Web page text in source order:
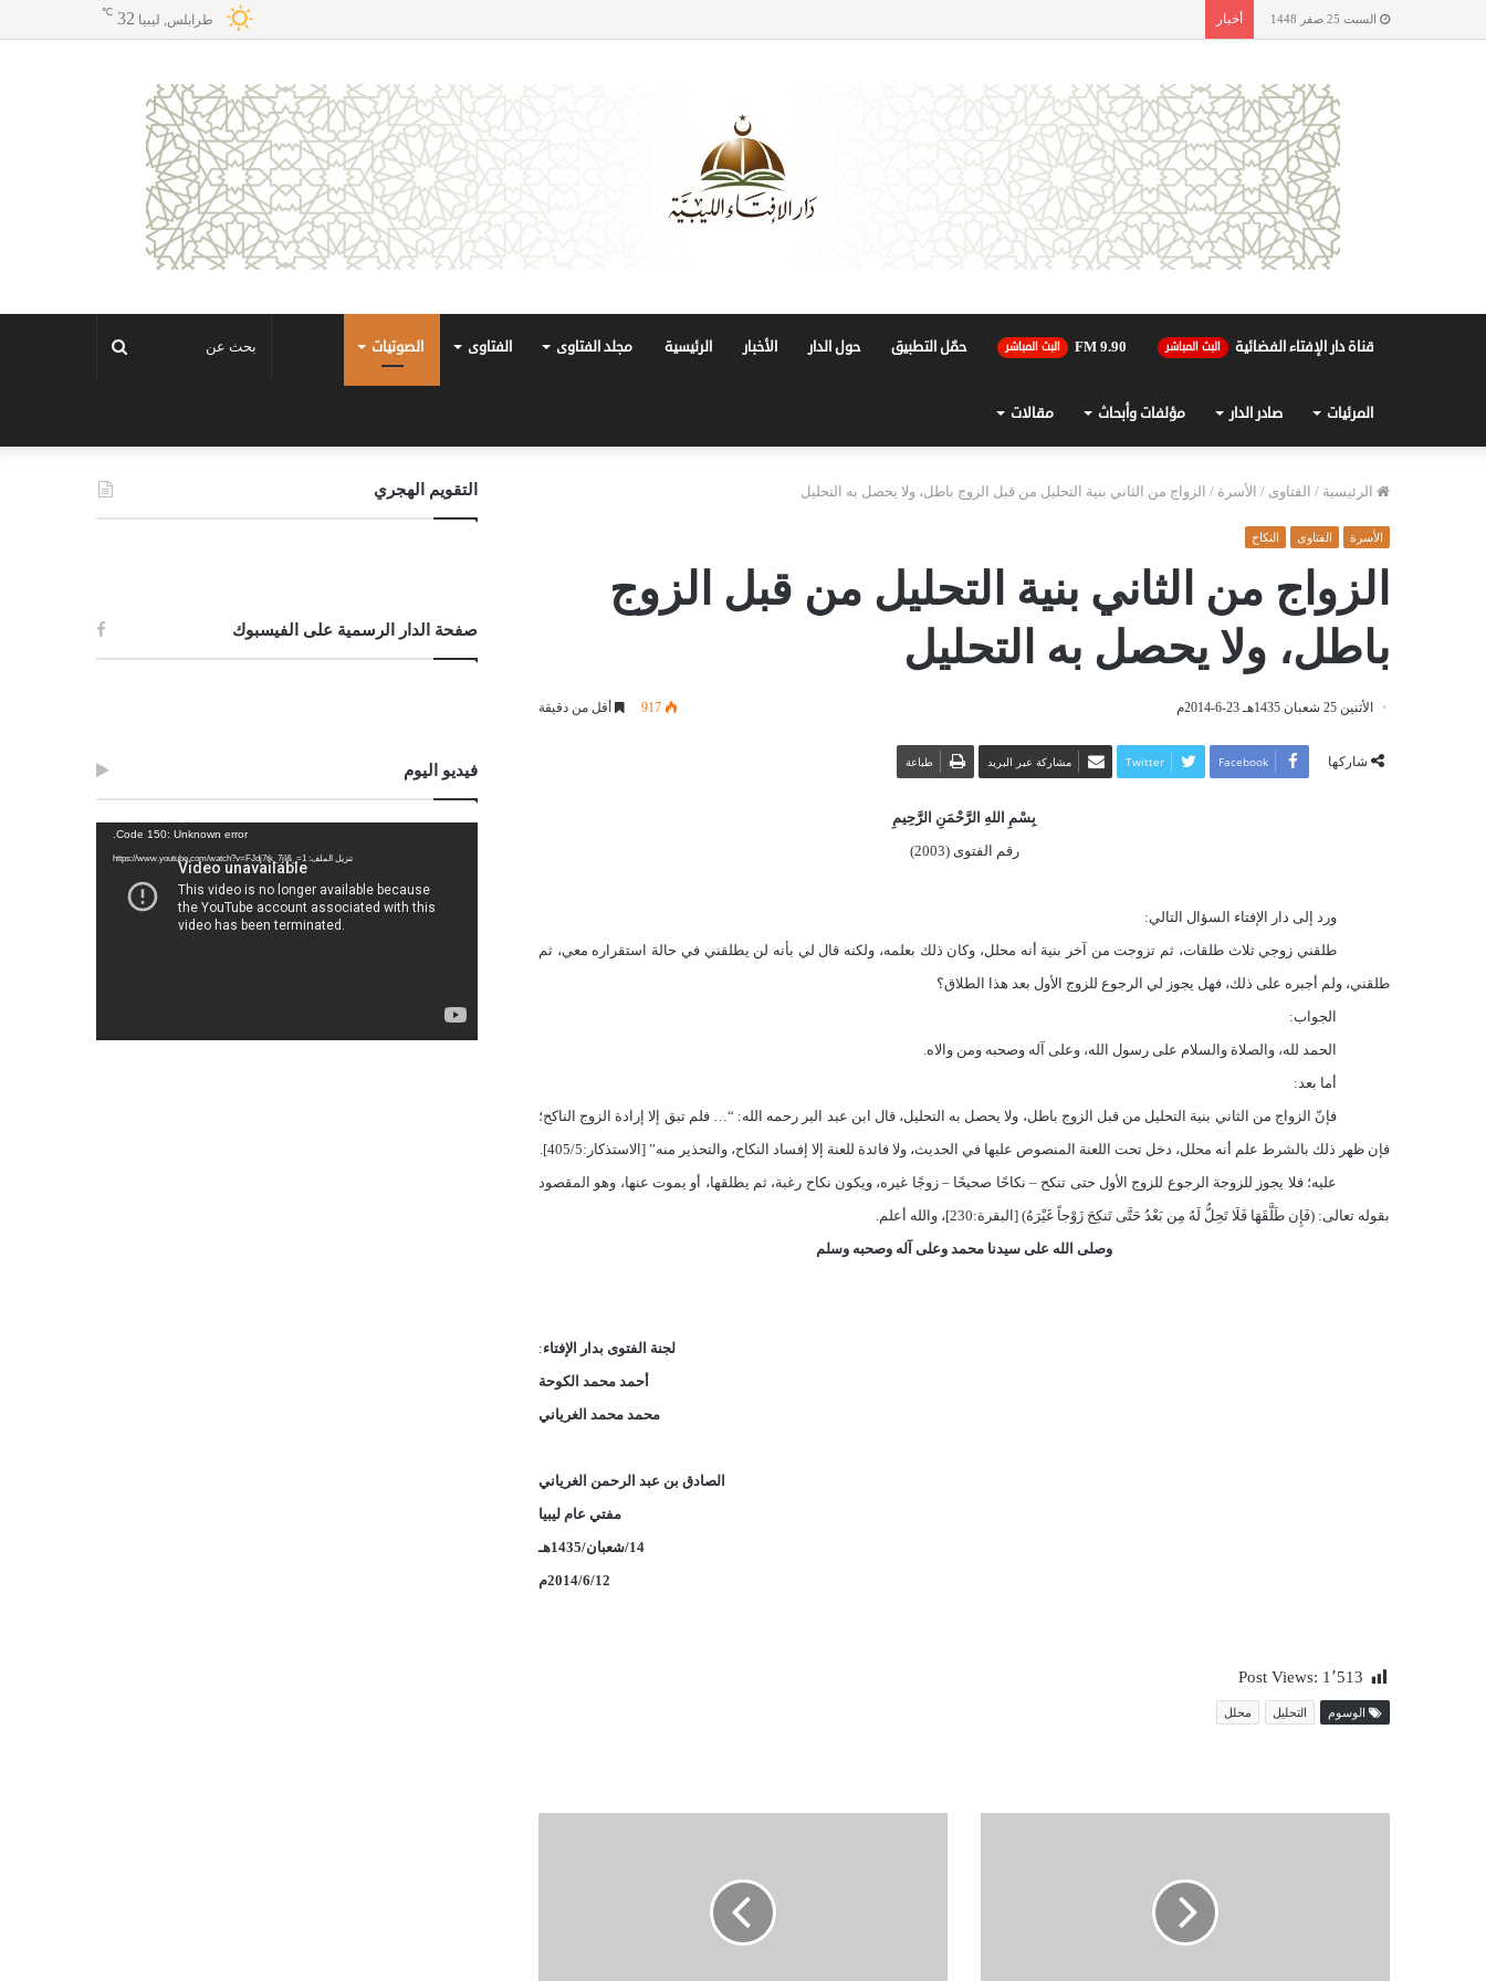
السبت 25 صفر 1448 أخبار طرابلس, ليبيا 32
℃
قناة دار الإفتاء الفضائية البث المباشر 90.FM 9 البث المباشر حمّل التطبيق حول الدار الأخبار الرئيسية مجلد الفتاوى الفتاوى الصوتيات
المرئيات صادر الدار مؤلفات وأبحاث مقالات
الرئيسية / الفتاوى / الأسرة / الزواج من الثاني بنية التحليل من قبل الزوج باطل، ولا يحصل به التحليل
الأسرة الفتاوى النكاح
الزواج من الثاني بنية التحليل من قبل الزوج
باطل، ولا يحصل به التحليل
الأثنين 25 شعبان 1435هـ 23-6-2014م 917 أقل من دقيقة
شاركها Facebook
Twitter مشاركة عبر البريد طباعة
بِسْمِ اللهِ الرَّحْمَنِ الرَّحِيمِ
رقم الفتوى (2003)
ورد إلى دار الإفتاء السؤال التالي:
طلقني زوجي ثلاث طلقات، ثم تزوجت من آخر بنية أنه محلل، وكان ذلك بعلمه، ولكنه قال لي بأنه لن يطلقني في حالة استقراره معي، ثم
طلقني، ولم أجبره على ذلك، فهل يجوز لي الرجوع للزوج الأول بعد هذا الطلاق؟
الجواب:
الحمد لله، والصلاة والسلام على رسول الله، وعلى آله وصحبه ومن والاه.
أما بعد:
فإنّ الزواج من الثاني بنية التحليل من قبل الزوج باطل، ولا يحصل به التحليل، قال ابن عبد البر رحمه الله: “…فلم تبق إلا إرادة الزوج الناكح؛
فإن ظهر ذلك بالشرط علم أنه محلل، دخل تحت اللعنة المنصوص عليها في الحديث، ولا فائدة للعنة إلا إفساد النكاح، والتحذير منه” [الاستذكار:405/5].
عليه؛ فلا يجوز للزوجة الرجوع للزوج الأول حتى تنكح – نكاحًا صحيحًا – زوجًا غيره، ويكون نكاح رغبة، ثم يطلقها، أو يموت عنها، وهو المقصود
بقوله تعالى: )فَإِن طَلَّقَهَا فَلَا تَحِلُّ لَهُ مِن بَعْدُ حَتَّى تَنكِحَ زَوْجاً غَيْرَهُ( [البقرة:230]،
والله أعلم.
وصلى الله على سيدنا محمد وعلى آله وصحبه وسلم
لجنة الفتوى بدار الإفتاء:
أحمد محمد الكوحة
محمد محمد الغرياني
الصادق بن عبد الرحمن الغرياني
مفتي عام ليبيا
14/شعبان/1435هـ
2014/6/12م
Post Views: 1٬513
الوسوم التحليل محلل
التقويم الهجري
صفحة الدار الرسمية على الفيسبوك
فيديو اليوم
Code 150: Unknown error.
تنزيل الملف: https://www.youtube.com/watch?v=FJdj7tk_7jI&_=1